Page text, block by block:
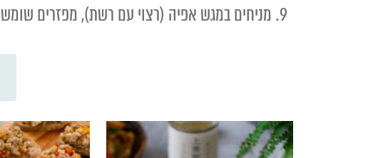
מניחים במגש אפיה (רצוי עם רשת), מפזרים שומשום ואופים